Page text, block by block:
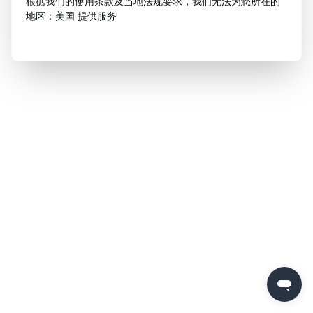
地区：美国 提供服务